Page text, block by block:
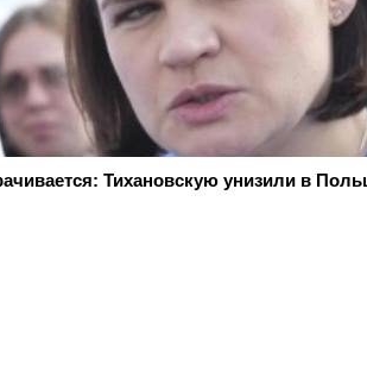
Тихановскую унизили в